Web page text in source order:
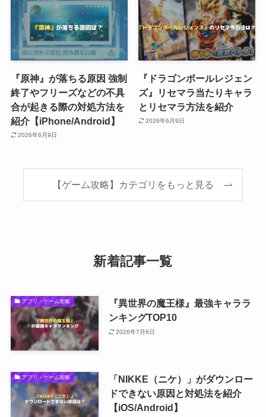
『原神』が落ちる原因 強制
終了やフリーズなどの不具
合が起きる際の対処方法を
紹介【iPhone/Android】
2026年6月9日
『ドラゴンボールレジェン
ズ』リセマラ当たりキャラ
とリセマラ方法を紹介
2026年6月9日
【ゲーム攻略】カテゴリをもっと見る
新着記事一覧
アプリ・ゲーム攻略
『異世界の魔王様』最強キャララ
ンキングTOP10
2026年7月6日
アプリ・ゲーム攻略
「NIKKE（ニケ）」がダウンロー
ドできない原因と対処法を紹介
【iOS/Android】